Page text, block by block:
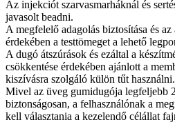
Az injekciót szarvasmarháknál és
javasolt beadni.
A megfelelő adagolás biztosítása és
érdekében a testtömeget a lehető
A dugó átszúrások és ezáltal a
csökkentése érdekében ajánlott a
kiszívásra szolgáló külön tűt használni.
Mivel az üveg gumidugója legfeljebb
biztonságosan, a felhasználónak a
kell választania a kezelendő célállat